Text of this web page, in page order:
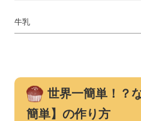
牛乳
世界一簡単！？
簡単】の作り方